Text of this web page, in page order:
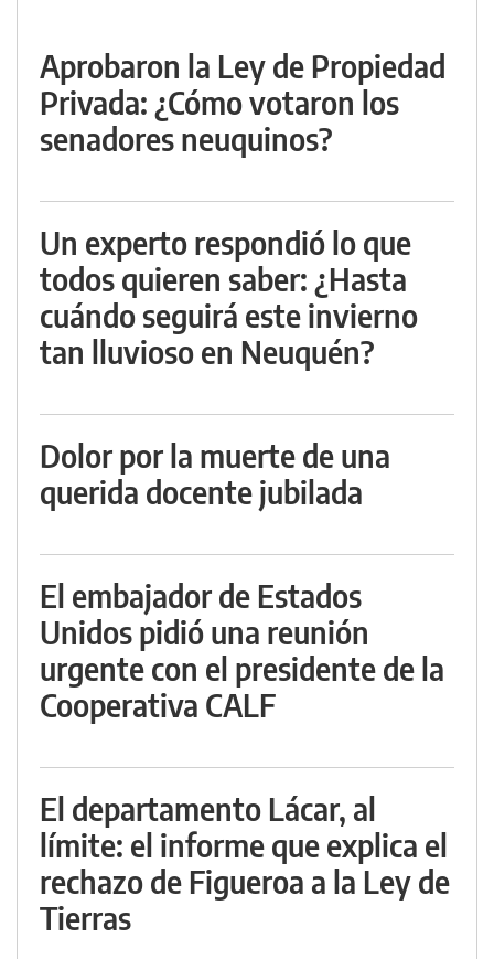
Aprobaron la Ley de Propiedad
Privada: ¿Cómo votaron los
senadores neuquinos?
Un experto respondió lo que
todos quieren saber: ¿Hasta
cuándo seguirá este invierno
tan lluvioso en Neuquén?
Dolor por la muerte de una
querida docente jubilada
El embajador de Estados
Unidos pidió una reunión
urgente con el presidente de la
Cooperativa CALF
El departamento Lácar, al
límite: el informe que explica el
rechazo de Figueroa a la Ley de
Tierras